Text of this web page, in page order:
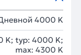
4000 K
K; typ: 4000 K;
max: 4300 K